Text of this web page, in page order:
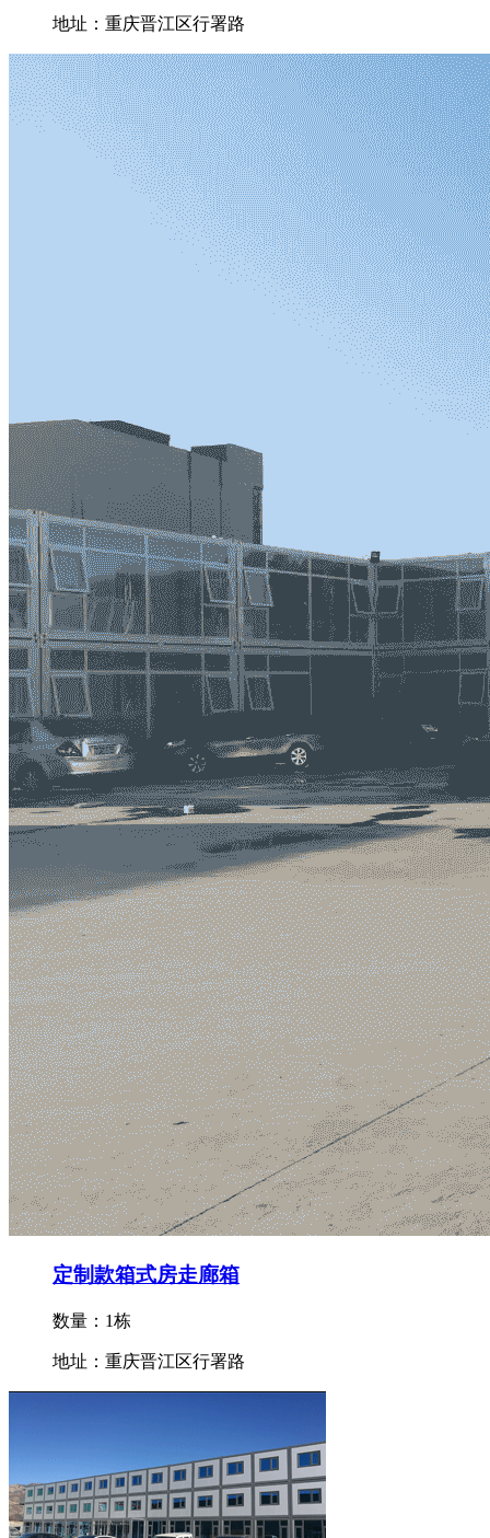
地址：重庆晋江区行署路
定制款箱式房走廊箱
数量：1栋
地址：重庆晋江区行署路